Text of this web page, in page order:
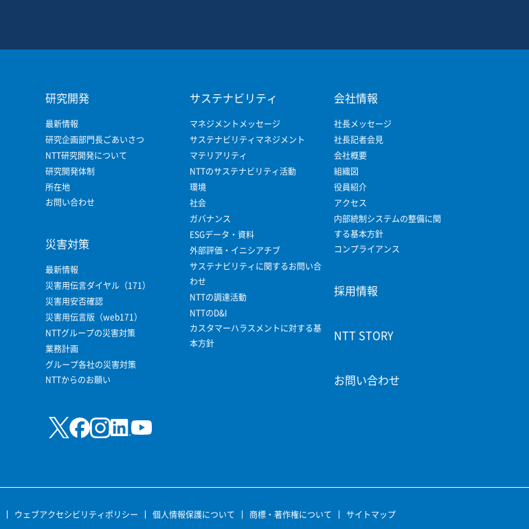
研究開発
最新情報
研究企画部門長ごあいさつ
NTT研究開発について
研究開発体制
所在地
お問い合わせ
災害対策
最新情報
災害用伝言ダイヤル（171）
災害用安否確認
災害用伝言版（web171）
NTTグループの災害対策
業務計画
グループ各社の災害対策
NTTからのお願い
サステナビリティ
マネジメントメッセージ
サステナビリティマネジメント
マテリアリティ
NTTのサステナビリティ活動
環境
社会
ガバナンス
ESGデータ・資料
外部評価・イニシアチブ
サステナビリティに関するお問い合
わせ
NTTの調達活動
NTTのD&I
カスタマーハラスメントに対する基
本方針
会社情報
社長メッセージ
社長記者会見
会社概要
組織図
役員紹介
アクセス
内部統制システムの整備に関
する基本方針
コンプライアンス
採用情報
NTT STORY
お問い合わせ
ウェブアクセシビリティポリシー 個人情報保護について 商標・著作権について サイトマップ